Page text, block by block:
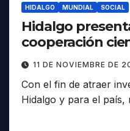
HIDALGO MUNDIAL SOCIAL
Hidalgo
cooperación
11 DE NOVIEMBRE DE
Con el fin de atraer
Hidalgo y para el país,